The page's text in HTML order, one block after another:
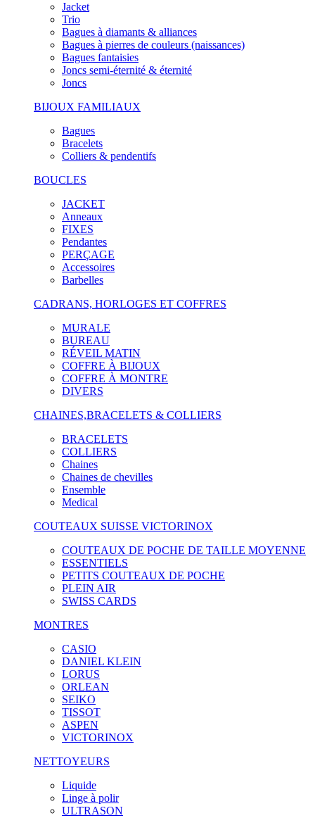
Jacket
Trio
Bagues à diamants & alliances
Bagues à pierres de couleurs (naissances)
Bagues fantaisies
Joncs semi-éternité & éternité
Joncs
BIJOUX FAMILIAUX
Bagues
Bracelets
Colliers & pendentifs
BOUCLES
JACKET
Anneaux
FIXES
Pendantes
PERÇAGE
Accessoires
Barbelles
CADRANS, HORLOGES ET COFFRES
MURALE
BUREAU
RÉVEIL MATIN
COFFRE À BIJOUX
COFFRE À MONTRE
DIVERS
CHAINES,BRACELETS & COLLIERS
BRACELETS
COLLIERS
Chaines
Chaines de chevilles
Ensemble
Medical
COUTEAUX SUISSE VICTORINOX
COUTEAUX DE POCHE DE TAILLE MOYENNE
ESSENTIELS
PETITS COUTEAUX DE POCHE
PLEIN AIR
SWISS CARDS
MONTRES
CASIO
DANIEL KLEIN
LORUS
ORLEAN
SEIKO
TISSOT
ASPEN
VICTORINOX
NETTOYEURS
Liquide
Linge à polir
ULTRASON